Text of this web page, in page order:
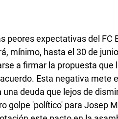
peores expectativas del FC
mínimo, hasta el 30 de
a firmar la propuesta que
Esta negativa mete
deuda que lejos de
golpe 'político' para Josep